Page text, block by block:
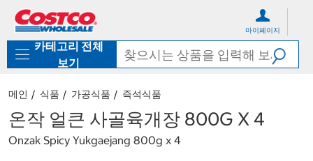
로
기
가
마이페이지
카테고리 전체
보기
메인 식품 가공식품 즉석식품
온작 얼큰 사골육개장 800G X 4
Onzak Spicy Yukgaejang 800g x 4